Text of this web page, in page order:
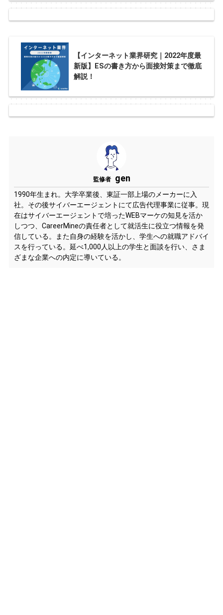
【インターネット業界研究｜2022年度最
新版】ESの書き方から面接対策まで徹底
解説！
監修者 gen
1990年生まれ。大学卒業後、東証一部上場のメーカーに入
社。その後サイバーエージェントにて広告代理事業に従事。現
在はサイバーエージェントで培ったWEBマーケの知見を活か
しつつ、CareerMineの責任者として就活生に役立つ情報を発
信している。また自身の経験を活かし、学生への就職アドバイ
スを行っている。延べ1,000人以上の学生と面談を行い、さま
ざまな企業への内定に導いている。